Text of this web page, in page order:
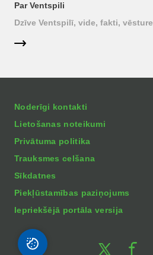
Par Ventspili
Dzīve Ventspilī, vide, fakti, vēsture
Noderīgi kontakti
Lietošanas noteikumi
Privātuma politika
Trauksmes celšana
Sīkdatnes
Piekļūstamības paziņojums
Iepriekšējā portāla versija